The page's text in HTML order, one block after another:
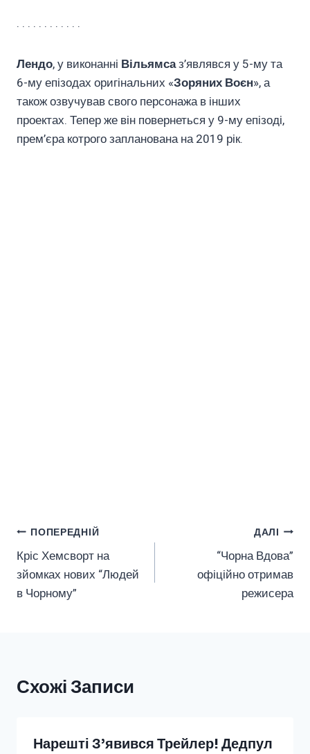
. . . . . . . . . . . .
Лендо, у виконанні Вільямсаз’являвся у 5-му та
6-му епізодах оригінальних «Зоряних Воєн», а
також озвучував свого персонажа в інших
проектах. Тепер же він повернеться у 9-му епізоді,
прем’єра котрого запланована на 2019 рік.
Навігація
Записів
ПОПЕРЕДНІЙ
Кріс Хемсворт на
зйомках нових “Людей
в Чорному”
ДАЛІ
“Чорна Вдова”
офіційно отримав
режисера
Схожі Записи
Нарешті З’явився Трейлер! Дедпул